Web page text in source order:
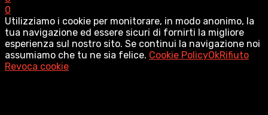
0
Utilizziamo i cookie per monitorare, in modo anonimo, la
tua navigazione ed essere sicuri di fornirti la migliore
esperienza sul nostro sito. Se continui la navigazione noi
assumiamo che tu ne sia felice. Cookie PolicyOkRifiuto
Revoca cookie